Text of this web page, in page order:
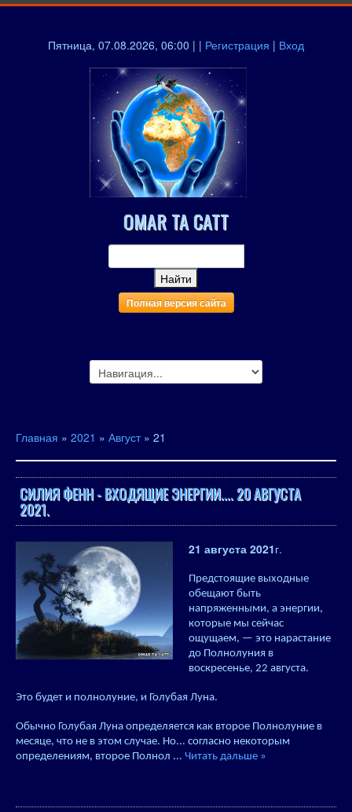
Пятница, 07.08.2026, 06:00 | | Регистрация | Вход
OMAR TA CATT
Полная версия сайта
Главная » 2021 » Август » 21
СИЛИЯ ФЕНН - ВХОДЯЩИЕ ЭНЕРГИИ.... 20 АВГУСТА
2021.
21 августа 2021г.
Предстоящие выходные
обещают быть
напряженными, а энергии,
которые мы сейчас
ощущаем, — это нарастание
до Полнолуния в
воскресенье, 22 августа.
Это будет и полнолуние, и Голубая Луна.
Обычно Голубая Луна определяется как второе Полнолуние в
месяце, что не в этом случае. Но... согласно некоторым
определениям, второе Полнол ... Читать дальше »